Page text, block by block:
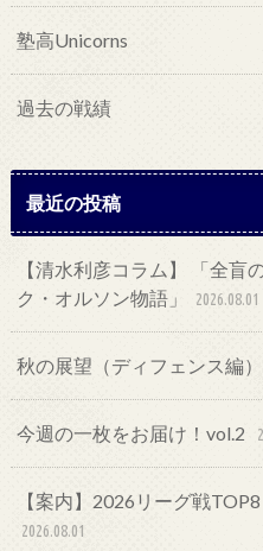
塾高Unicorns
過去の戦績
最近の投稿
【清水利彦コラム】 「全盲
ク・オルソン物語」
2026.08.01
秋の展望（ディフェンス編）
今週の一枚をお届け！vol.2
【案内】2026リーグ戦
2026.08.01